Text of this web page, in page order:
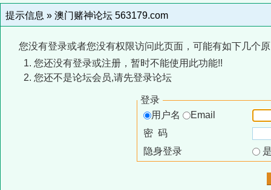
提示信息 » 澳门赌神论坛 563179.com
您没有登录或者您没有权限访问此页面，可能有如下几个
您还没有登录或注册，暂时不能使用此功能!!
您还不是论坛会员,请先登录论坛
登录
用户名
Email
密 码
隐身登录